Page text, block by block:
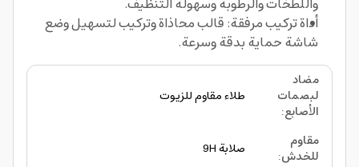
أداة تركيب مرفقة: قالب محاذاة وتركيب لتسهيل وضع
شاشة حماية بدقة وسرعة.
مضاد
لبصمات
الأصابع:
طلاء مقاوم للزيوت
مقاوم
للخدش:
صلابة 9H